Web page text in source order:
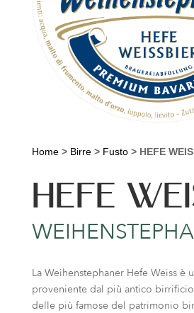
Home> Birre> Fusto> HEFE
HEFE
La Weihenstephaner Hefe Weiss è
proveniente dal più antico
delle più famose del patrimonio